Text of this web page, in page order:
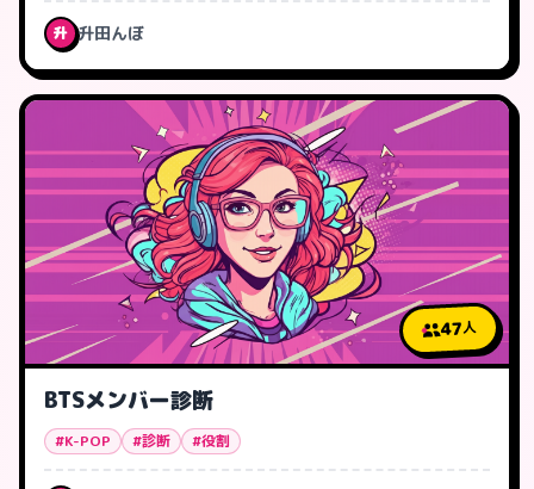
升 升田んぼ
47人
BTSメンバー診断
#K-POP #診断 #役割